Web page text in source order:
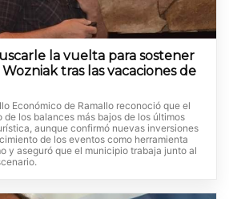
la vuelta para sostener
tras las vacaciones de
Económico de Ramallo reconoció que el
de los balances más bajos de los últimos
aunque confirmó nuevas inversiones
de los eventos como herramienta
y aseguró que el municipio trabaja junto al